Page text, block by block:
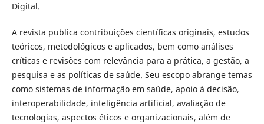
Digital.
A revista publica contribuições científicas originais, estudos
teóricos, metodológicos e aplicados, bem como análises
críticas e revisões com relevância para a prática, a gestão, a
pesquisa e as políticas de saúde. Seu escopo abrange temas
como sistemas de informação em saúde, apoio à decisão,
interoperabilidade, inteligência artificial, avaliação de
tecnologias, aspectos éticos e organizacionais, além de